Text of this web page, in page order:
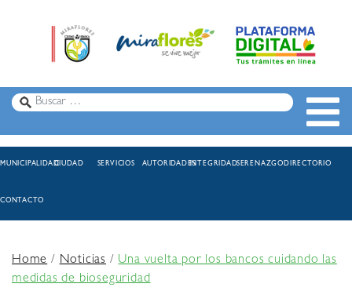
MUNICIPALIDADCIUDAD SERVICIOS AUTORIDADESINTEGRIDADSERENAZGODIRECTORIO
CONTACTO
Home/Noticias /Una vuelta por los bancos cuidando las
medidas de bioseguridad